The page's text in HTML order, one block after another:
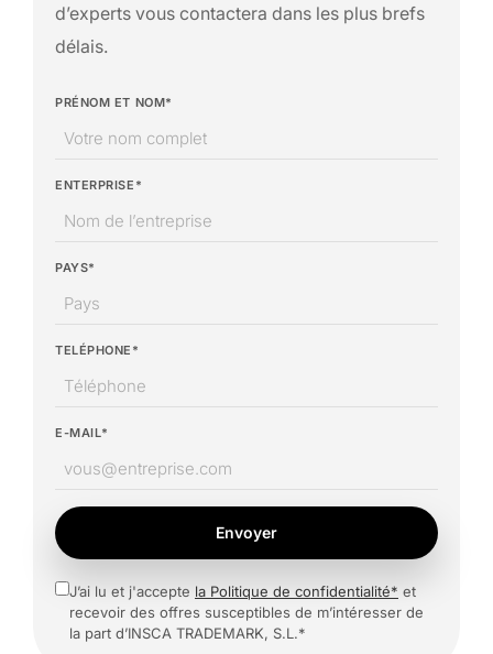
d’experts vous contactera dans les plus brefs
délais.
PRÉNOM ET NOM*
ENTERPRISE*
PAYS*
TELÉPHONE*
E-MAIL*
Envoyer
J’ai lu et j'accepte la Politique de confidentialité* et
recevoir des offres susceptibles de m’intéresser de
la part d’INSCA TRADEMARK, S.L.*